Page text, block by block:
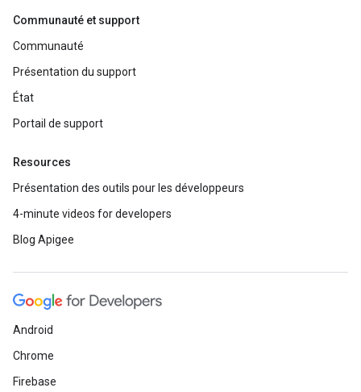
Communauté et support
Communauté
Présentation du support
État
Portail de support
Resources
Présentation des outils pour les développeurs
4-minute videos for developers
Blog Apigee
Android
Chrome
Firebase